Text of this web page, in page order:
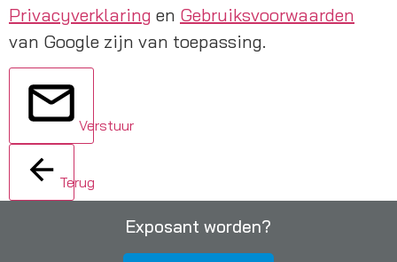
Privacyverklaring en Gebruiksvoorwaarden
van Google zijn van toepassing.
Verstuur
Terug
Exposant worden?